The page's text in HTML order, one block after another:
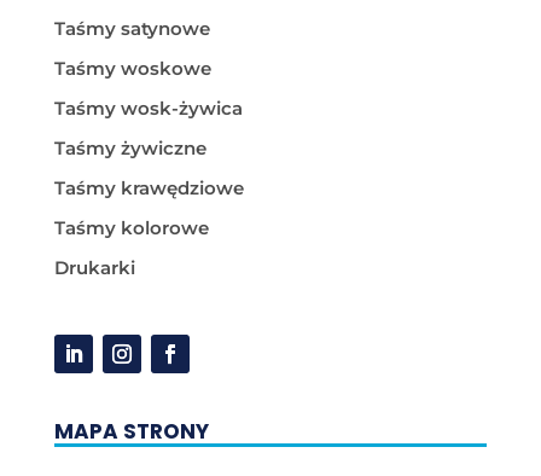
Taśmy satynowe
Taśmy woskowe
Taśmy wosk-żywica
Taśmy żywiczne
Taśmy krawędziowe
Taśmy kolorowe
Drukarki
MAPA STRONY